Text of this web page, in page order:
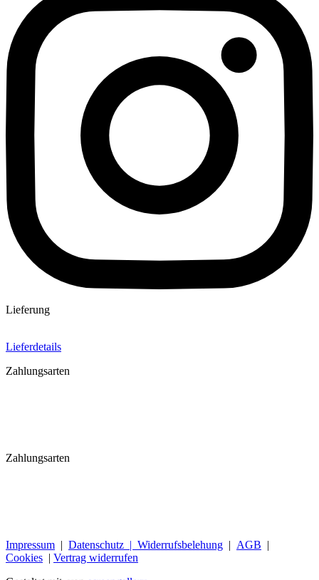
Lieferung
Lieferdetails
Zahlungsarten
Zahlungsarten
Impressum | Datenschutz | Widerrufsbelehung | AGB |
Cookies | Vertrag widerrufen